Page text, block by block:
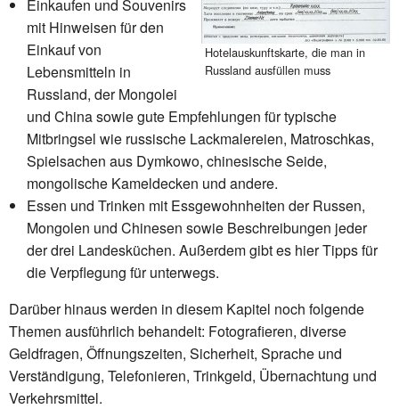
Hotelauskunftskarte, die man in
Russland ausfüllen muss
Einkaufen und Souvenirs
mit Hinweisen für den
Einkauf von
Lebensmitteln in
Russland, der Mongolei
und China sowie gute Empfehlungen für typische
Mitbringsel wie russische Lackmalereien, Matroschkas,
Spielsachen aus Dymkowo, chinesische Seide,
mongolische Kameldecken und andere.
Essen und Trinken mit Essgewohnheiten der Russen,
Mongolen und Chinesen sowie Beschreibungen jeder
der drei Landesküchen. Außerdem gibt es hier Tipps für
die Verpflegung für unterwegs.
Darüber hinaus werden in diesem Kapitel noch folgende
Themen ausführlich behandelt: Fotografieren, diverse
Geldfragen, Öffnungszeiten, Sicherheit, Sprache und
Verständigung, Telefonieren, Trinkgeld, Übernachtung und
Verkehrsmittel.